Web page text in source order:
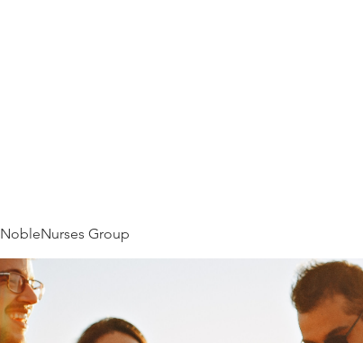
NobleNurses Group